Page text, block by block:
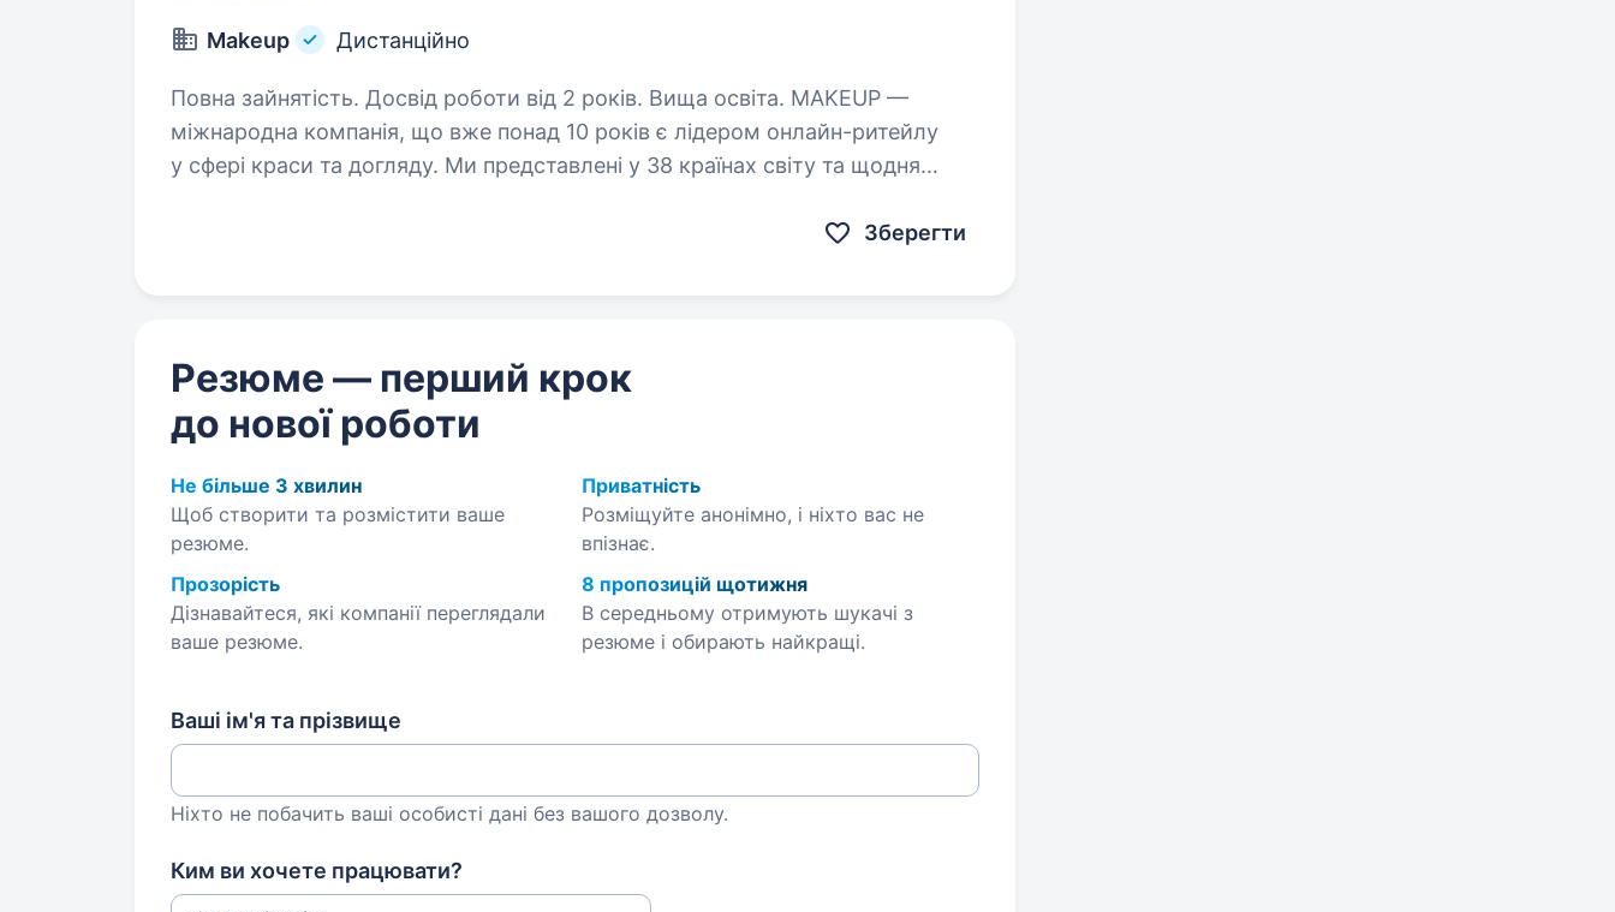
Makeup Дистанційно
Повна зайнятість. Досвід роботи від 2 років. Вища освіта. MAKEUP —
міжнародна компанія, що вже понад 10 років є лідером онлайн-ритейлу
у сфері краси та догляду. Ми представлені у 38 країнах світу та щодня
Зберегти
Резюме — перший крок
до нової роботи
Не більше 3 хвилин
Щоб створити та розмістити ваше
резюме.
Приватність
Розміщуйте анонімно, і ніхто вас не
впізнає.
Прозорість
Дізнавайтеся, які компанії переглядали
ваше резюме.
8 пропозицій щотижня
В середньому отримують шукачі з
резюме і обирають найкращі.
Ваші ім'я та прізвище
Ніхто не побачить ваші особисті дані без вашого дозволу.
Ким ви хочете працювати?